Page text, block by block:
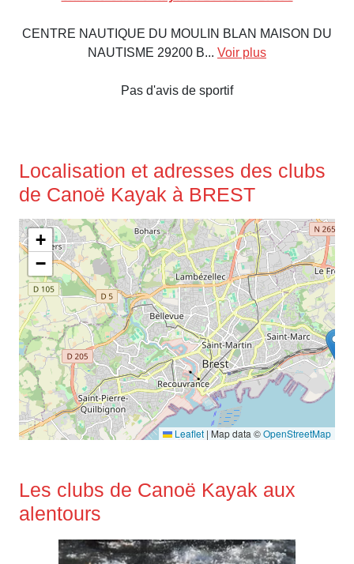
CENTRE NAUTIQUE DU MOULIN BLAN MAISON DU
NAUTISME 29200 B... Voir plus
Pas d'avis de sportif
Localisation et adresses des clubs
de Canoë Kayak à BREST
+
−
Leaflet | Map data ©OpenStreetMap
Les clubs de Canoë Kayak aux
alentours